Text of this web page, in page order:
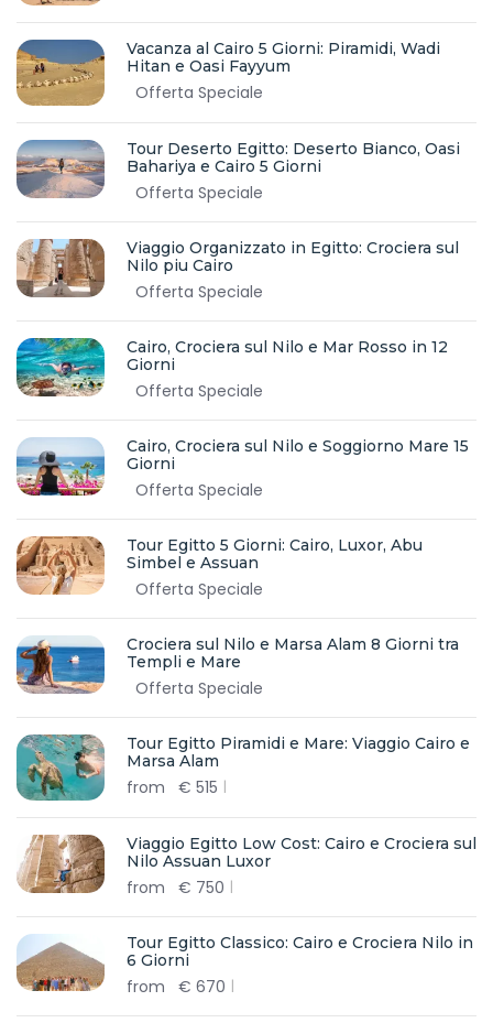
Vacanza al Cairo 5 Giorni: Piramidi, Wadi
Hitan e Oasi Fayyum
Offerta Speciale
Tour Deserto Egitto: Deserto Bianco, Oasi
Bahariya e Cairo 5 Giorni
Offerta Speciale
Viaggio Organizzato in Egitto: Crociera sul
Nilo piu Cairo
Offerta Speciale
Cairo, Crociera sul Nilo e Mar Rosso in 12
Giorni
Offerta Speciale
Cairo, Crociera sul Nilo e Soggiorno Mare 15
Giorni
Offerta Speciale
Tour Egitto 5 Giorni: Cairo, Luxor, Abu
Simbel e Assuan
Offerta Speciale
Crociera sul Nilo e Marsa Alam 8 Giorni tra
Templi e Mare
Offerta Speciale
Tour Egitto Piramidi e Mare: Viaggio Cairo e
Marsa Alam
from € 515
Viaggio Egitto Low Cost: Cairo e Crociera sul
Nilo Assuan Luxor
from € 750
Tour Egitto Classico: Cairo e Crociera Nilo in
6 Giorni
from € 670